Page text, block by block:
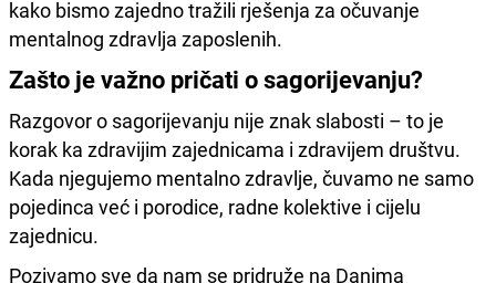
kako bismo zajedno tražili rješenja za očuvanje
mentalnog zdravlja zaposlenih.
Zašto je važno pričati o sagorijevanju?
Razgovor o sagorijevanju nije znak slabosti – to je
korak ka zdravijim zajednicama i zdravijem društvu.
Kada njegujemo mentalno zdravlje, čuvamo ne samo
pojedinca već i porodice, radne kolektive i cijelu
zajednicu.
Pozivamo sve da nam se pridruže na Danima